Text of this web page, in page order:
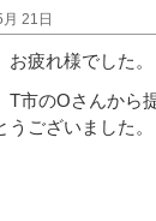
21日
お疲れ様でした。
T市のOさんから
うございました。